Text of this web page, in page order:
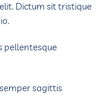
Dictum sit tristique
pellentesque
sagittis